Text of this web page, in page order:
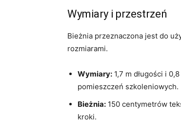
Wymiary i przestrzeń
Bieżnia przeznaczona jest do
rozmiarami.
Wymiary: 1,7 m długości i
pomieszczeń szkoleniowych.
Bieżnia: 150 centymetrów
kroki.